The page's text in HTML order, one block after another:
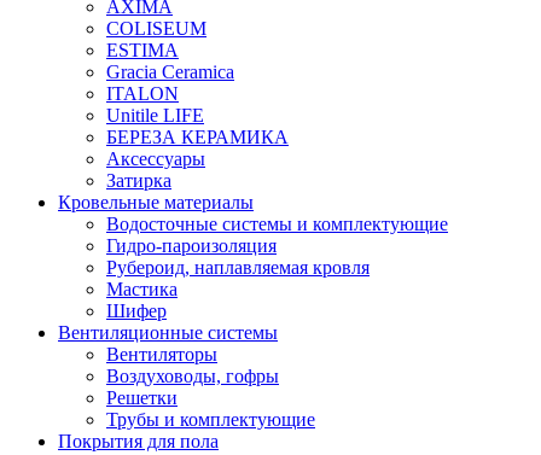
AXIMA
COLISEUM
ESTIMA
Gracia Ceramica
ITALON
Unitile LIFE
БЕРЕЗА КЕРАМИКА
Аксессуары
Затирка
Кровельные материалы
Водосточные системы и комплектующие
Гидро-пароизоляция
Рубероид, наплавляемая кровля
Мастика
Шифер
Вентиляционные системы
Вентиляторы
Воздуховоды, гофры
Решетки
Трубы и комплектующие
Покрытия для пола